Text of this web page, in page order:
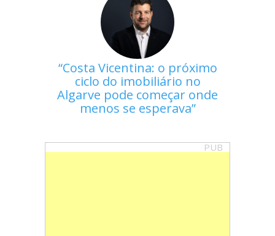
Costa Vicentina: o próximo
ciclo do imobiliário no
Algarve pode começar onde
menos se esperava
PUB